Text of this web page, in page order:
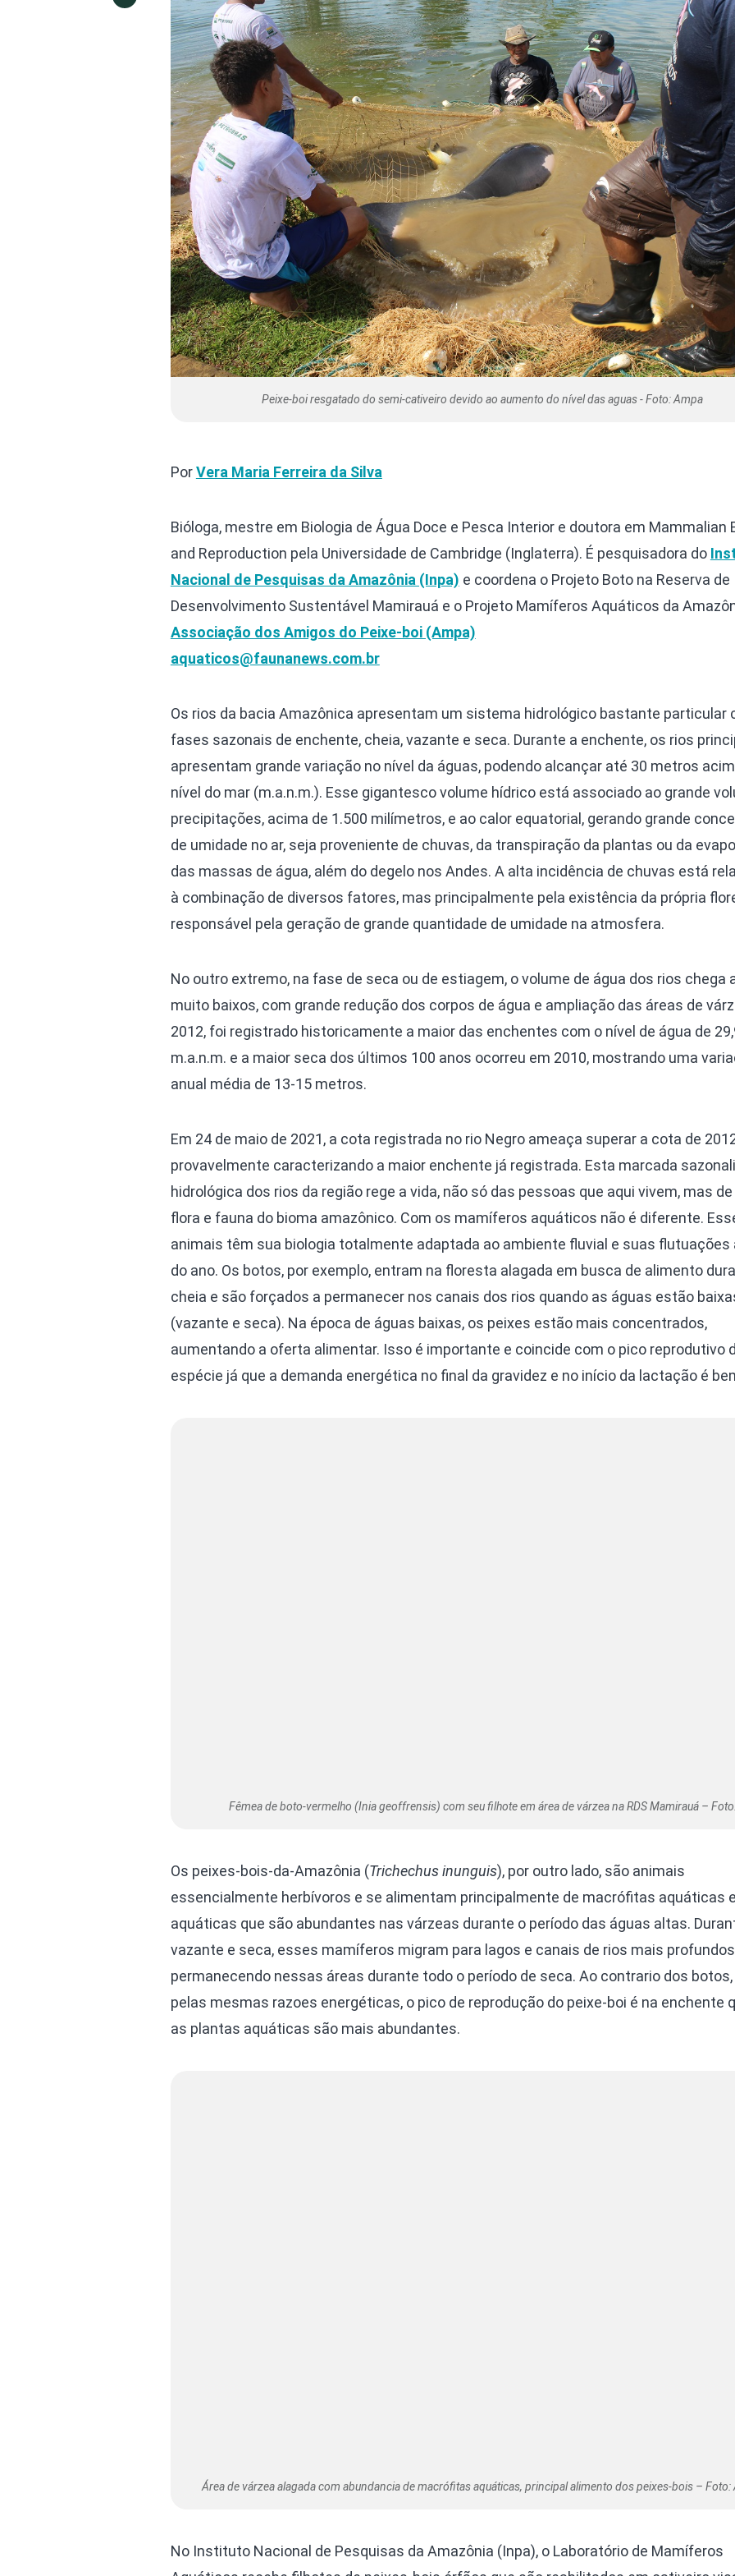
Photo Animal
Políticas
Saúde, Bicho
Segunda
Túnel do
Universo
Peixe-boi resgatado do semi-cativeiro devido ao aumento do nível das aguas - Foto: Ampa
PorVera Maria Ferreira da Silva
Bióloga, mestre em Biologia de Água Doce e Pesca Interior e doutora em Mammalian
and Reproduction pela Universidade de Cambridge (Inglaterra). É pesquisadora do
Nacional de Pesquisas da Amazônia (Inpa) e coordena o Projeto Boto na Reserva de
Desenvolvimento Sustentável Mamirauá e o Projeto Mamíferos Aquáticos da
Associação dos Amigos do Peixe-boi (Ampa)
aquaticos@faunanews.com.br
Os rios da bacia Amazônica apresentam um sistema hidrológico bastante particular
fases sazonais de enchente, cheia, vazante e seca. Durante a enchente, os rios
apresentam grande variação no nível da águas, podendo alcançar até 30 metros
nível do mar (m.a.n.m.). Esse gigantesco volume hídrico está associado ao grande
precipitações, acima de 1.500 milímetros, e ao calor equatorial, gerando grande
de umidade no ar, seja proveniente de chuvas, da transpiração da plantas ou da
das massas de água, além do degelo nos Andes. A alta incidência de chuvas está
à combinação de diversos fatores, mas principalmente pela existência da própria
responsável pela geração de grande quantidade de umidade na atmosfera.
No outro extremo, na fase de seca ou de estiagem, o volume de água dos rios chega
muito baixos, com grande redução dos corpos de água e ampliação das áreas de
2012, foi registrado historicamente a maior das enchentes com o nível de água de
m.a.n.m. e a maior seca dos últimos 100 anos ocorreu em 2010, mostrando uma
anual média de 13-15 metros.
Em 24 de maio de 2021, a cota registrada no rio Negro ameaça superar a cota de
provavelmente caracterizando a maior enchente já registrada. Esta marcada
hidrológica dos rios da região rege a vida, não só das pessoas que aqui vivem, mas
flora e fauna do bioma amazônico. Com os mamíferos aquáticos não é diferente.
animais têm sua biologia totalmente adaptada ao ambiente fluvial e suas flutuações
do ano. Os botos, por exemplo, entram na floresta alagada em busca de alimento
cheia e são forçados a permanecer nos canais dos rios quando as águas estão
(vazante e seca). Na época de águas baixas, os peixes estão mais concentrados,
aumentando a oferta alimentar. Isso é importante e coincide com o pico reprodutivo
espécie já que a demanda energética no final da gravidez e no início da lactação é
Fêmea de boto-vermelho (Inia geoffrensis) com seu filhote em área de várzea na RDS Mamirauá –
Os peixes-bois-da-Amazônia (Trichechus inunguis), por outro lado, são animais
essencialmente herbívoros e se alimentam principalmente de macrófitas aquáticas
aquáticas que são abundantes nas várzeas durante o período das águas altas.
vazante e seca, esses mamíferos migram para lagos e canais de rios mais profundos
permanecendo nessas áreas durante todo o período de seca. Ao contrario dos
pelas mesmas razoes energéticas, o pico de reprodução do peixe-boi é na enchente
as plantas aquáticas são mais abundantes.
Área de várzea alagada com abundancia de macrófitas aquáticas, principal alimento dos peixes-bois – Foto:
No Instituto Nacional de Pesquisas da Amazônia (Inpa), o Laboratório de Mamíferos